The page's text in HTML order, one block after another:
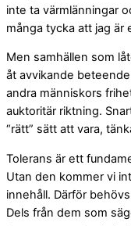
inte ta värmlänningar
många tycka att jag är
Men samhällen som
åt avvikande
andra människors
auktoritär riktning.
“rätt” sätt att vara,
Tolerans är ett
Utan den kommer vi
innehåll. Därför
Dels från dem som